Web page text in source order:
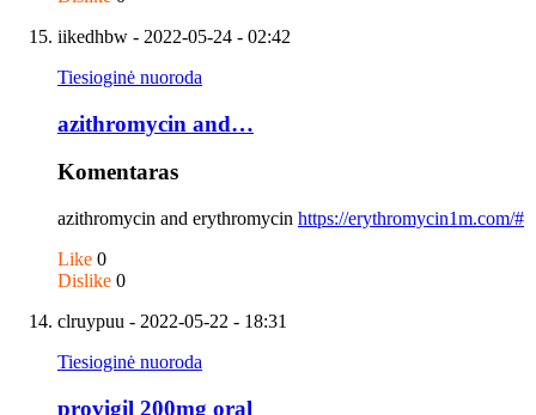
iikedhbw - 2022-05-24 - 02:42
Tiesioginė nuoroda
azithromycin and…
Komentaras
azithromycin and erythromycin https://erythromycin1m.com/#
Like 0
Dislike 0
clruypuu - 2022-05-22 - 18:31
Tiesioginė nuoroda
provigil 200mg oral